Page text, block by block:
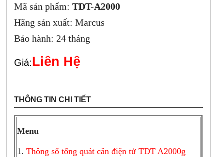
Mã sản phẩm:TDT-A2000
Hãng sản xuất: Marcus
Bảo hành: 24 tháng
Giá:Liên Hệ
THÔNG TIN CHI TIẾT
Menu
1.Thông số tổng quát cân điện tử TDT A2000g